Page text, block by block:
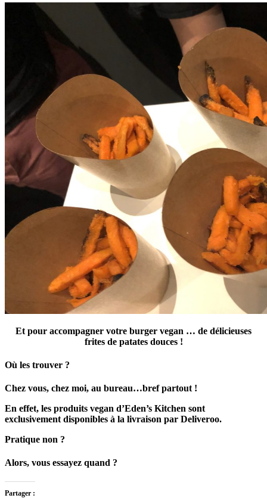
Et pour accompagner votre burger vegan … de délicieuses
frites de patates douces !
Où les trouver ?
Chez vous, chez moi, au bureau…bref partout !
En effet, les produits vegan d’Eden’s Kitchen sont
exclusivement disponibles à la livraison par Deliveroo.
Pratique non ?
Alors, vous essayez quand ?
Partager :